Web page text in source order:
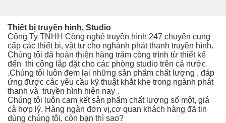
Thiết bị truyền hình, Studio
Công Ty TNHH Công nghệ truyền hình 247 chuyên cung
cấp các thiết bị, vật tư cho nghành phát thanh truyền hình.
Chúng tôi đã hoàn thiện hàng trăm công trình từ thiết kế
đến thi công lắp đặt cho các phòng studio trên cả nước
.Chúng tôi luôn đem lại những sản phẩm chất lượng , đáp
ứng được các yêu cầu kỹ thuật khắt khe trong ngành phát
thanh và truyền hình hiện nay .
Chúng tôi luôn cam kết sản phẩm chất lượng số một, giá
cả hợp lý. Hàng ngàn đơn vị,cơ quan khách hàng đã tin
dùng chúng tôi, còn bạn thì sao?